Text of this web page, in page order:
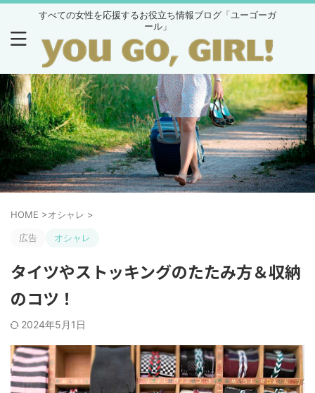
すべての女性を応援するお役立ち情報ブログ「ユーゴーガ
ール」
HOME >オシャレ >
広告 オシャレ
タイツやストッキングのたたみ方＆収納
のコツ！
2024年5月1日